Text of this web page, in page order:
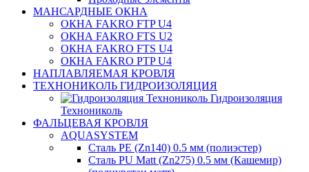
МАНСАРДНЫЕ ОКНА
ОКНА FAKRO FTP U4
ОКНА FAKRO FTS U2
ОКНА FAKRO FTS U4
ОКНА FAKRO PTP U4
НАПЛАВЛЯЕМАЯ КРОВЛЯ
ТЕХНОНИКОЛЬ ГИДРОИЗОЛЯЦИЯ
Гидроизоляция
Технониколь
ФАЛЬЦЕВАЯ КРОВЛЯ
AQUASYSTEM
Сталь PE (Zn140) 0.5 мм (полиэстер)
Сталь PU Matt (Zn275) 0.5 мм (Кашемир)